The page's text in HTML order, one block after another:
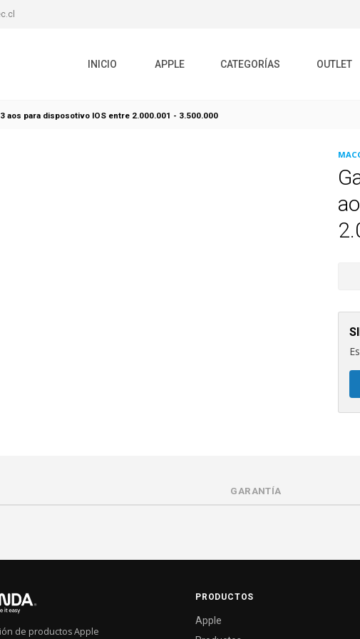
INICIO APPLE CATEGORÍAS OUTLET
aos para disposotivo IOS entre 2.000.001 - 3.500.000
GARANTÍA
de productos Apple
PRODUCTOS
Apple